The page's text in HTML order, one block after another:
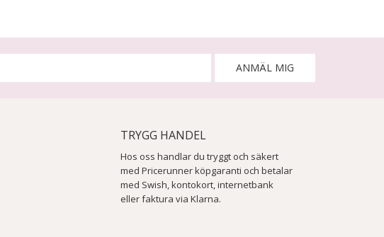
ANMÄL MIG
TRYGG HANDEL
Hos oss handlar du tryggt och säkert
med Pricerunner köpgaranti och betalar
med Swish, kontokort, internetbank
eller faktura via Klarna.